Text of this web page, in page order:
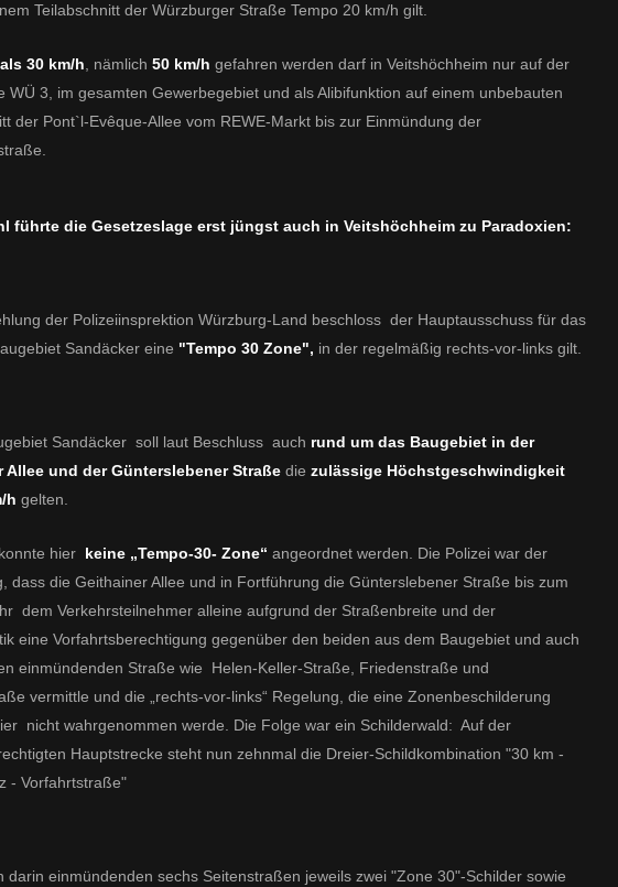
Teilabschnitt der Würzburger Straße Tempo 20 km/h gilt.
30 km/h , nämlich 50 km/h gefahren werden darf in Veitshöchheim nur auf der
WÜ 3, im gesamten Gewerbegebiet und als Alibifunktion auf einem unbebauten
der Pont`l-Evêque-Allee vom REWE-Markt bis zur Einmündung der
führte die Gesetzeslage erst jüngst auch in Veitshöchheim zu Paradoxien:
der Polizeiinsprektion Würzburg-Land beschloss der Hauptausschuss für das
Sandäcker eine "Tempo 30 Zone", in der regelmäßig rechts-vor-links gilt.
Sandäcker soll laut Beschluss auch rund um das Baugebiet in der
Allee und der Günterslebener Straße die zulässige Höchstgeschwindigkeit
h gelten.
hier keine „Tempo-30- Zone“ angeordnet werden. Die Polizei war der
dass die Geithainer Allee und in Fortführung die Günterslebener Straße bis zum
dem Verkehrsteilnehmer alleine aufgrund der Straßenbreite und der
eine Vorfahrtsberechtigung gegenüber den beiden aus dem Baugebiet und auch
einmündenden Straße wie Helen-Keller-Straße, Friedenstraße und
vermittle und die „rechts-vor-links“ Regelung, die eine Zonenbeschilderung
nicht wahrgenommen werde. Die Folge war ein Schilderwald: Auf der
Hauptstrecke steht nun zehnmal die Dreier-Schildkombination "30 km -
- Vorfahrtstraße"
darin einmündenden sechs Seitenstraßen jeweils zwei "Zone 30"-Schilder sowie